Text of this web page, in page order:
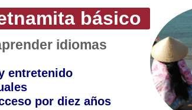
básico
idiomas
entretenido
por diez años